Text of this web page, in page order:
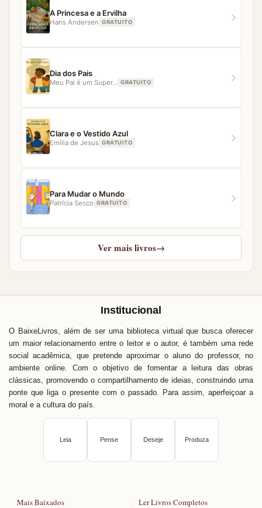
nossa equipe estará pronta para ajudar.
A Princesa e a Ervilha
Hans Andersen GRATUITO
Dia dos Pais
Meu Pai é um Super… GRATUITO
Clara e o Vestido Azul
Emília de Jesus GRATUITO
Para Mudar o Mundo
Patrícia Secco GRATUITO
Ver mais livros→
Institucional
O BaixeLivros, além de ser uma biblioteca virtual que busca oferecer
um maior relacionamento entre o leitor e o autor, é também uma rede
social acadêmica, que pretende aproximar o aluno do professor, no
ambiente online. Com o objetivo de fomentar a leitura das obras
clássicas, promovendo o compartilhamento de ideias, construindo uma
ponte que liga o presente com o passado. Para assim, aperfeiçoar a
moral e a cultura do país.
Leia Pense Deseje Produza
Mais Baixados Ler Livros Completos